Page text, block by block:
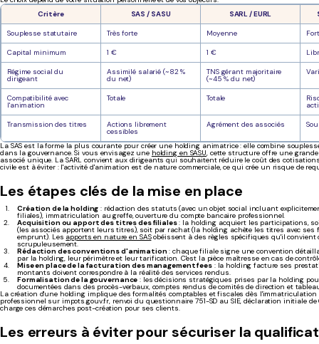
Critère
SAS / SASU SARL / EURL
Souplesse statutaire Très forte Moyenne
Capital minimum 1 € 1 €
Régime social du
dirigeant
Assimilé salarié (~82 %
du net)
TNS gérant majoritaire
(~45 % du net)
Compatibilité avec
l'animation
Totale Totale
Transmission des titres Actions librement
cessibles
Agrément des associés
La SAS est la forme la plus courante pour créer une holding animatrice : elle combine
dans la gouvernance. Si vous envisagez une holding en SASU, cette structure offre une
associé unique. La SARL convient aux dirigeants qui souhaitent réduire le coût des
civile est à éviter : l'activité d'animation est de nature commerciale, ce qui crée un risque de
Les étapes clés de la mise en place
Création de la holding : rédaction des statuts (avec un objet social incluant
filiales), immatriculation au greffe, ouverture du compte bancaire professionnel.
Acquisition ou apport des titres des filiales: la holding acquiert les participations,
(les associés apportent leurs titres), soit par rachat (la holding achète les titres avec ses
emprunt). Les apports en nature en SASobéissent à des règles spécifiques qu'il convient
scrupuleusement.
Rédaction des conventions d'animation: chaque filiale signe une convention
par la holding, leur périmètre et leur tarification. C'est la pièce maîtresse en cas de
Mise en place de la facturation des management fees: la holding facture ses
montants doivent correspondre à la réalité des services rendus.
Formalisation de la gouvernance : les décisions stratégiques prises par la holding
documentées dans des procès-verbaux, comptes rendus de comités de direction et
La création d'une holding implique des formalités comptables et fiscales dès l'immatriculation
professionnel sur impots.gouv.fr, renvoi du questionnaire 751-SD au SIE, déclaration initiale de
charge ces démarches post-création pour ses clients.
Les erreurs à éviter pour sécuriser la